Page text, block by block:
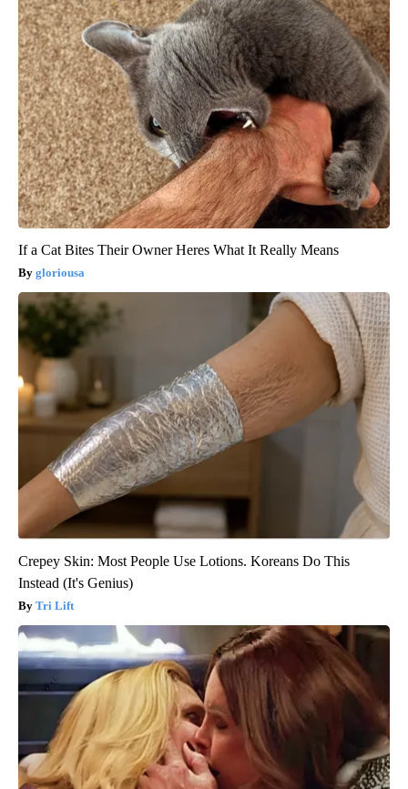
If a Cat Bites Their Owner Heres What It Really Means
gloriousa
Crepey Skin: Most People Use Lotions. Koreans Do This
Instead (It's Genius)
Tri Lift